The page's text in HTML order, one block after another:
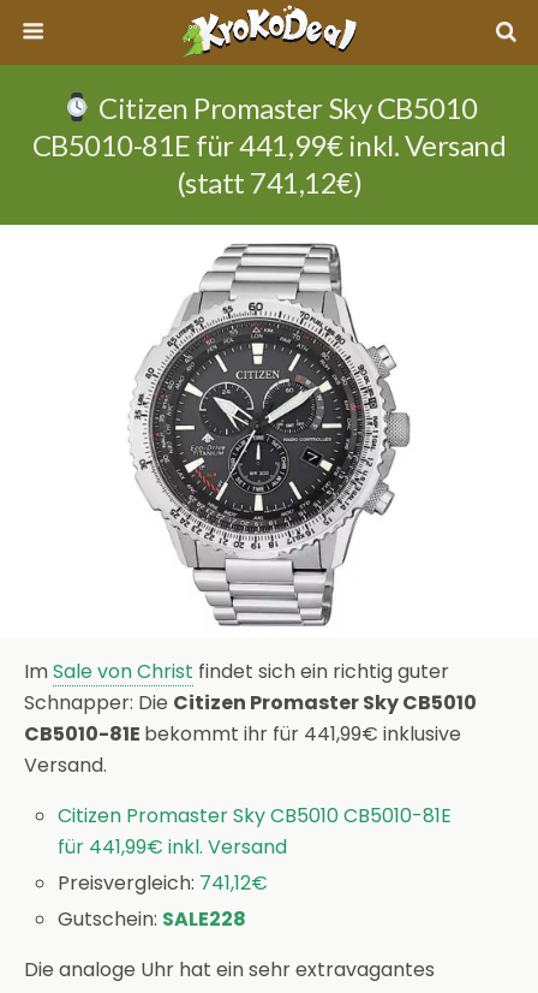
Citizen Promaster Sky CB5010
CB5010-81E für 441,99€ inkl. Versand
(statt 741,12€)
ImSale von Christ findet sich ein richtig guter
Schnapper: Die Citizen Promaster Sky CB5010
CB5010-81E bekommt ihr für 441,99€ inklusive
Versand.
Citizen Promaster Sky CB5010 CB5010-81E
für 441,99€ inkl. Versand
Preisvergleich: 741,12€
Gutschein: SALE228
Die analoge Uhr hat ein sehr extravagantes